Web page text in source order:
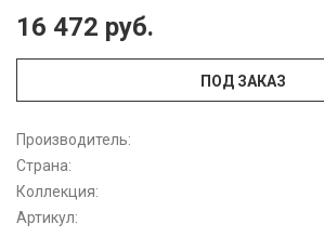
16 472 руб.
ПОД ЗАКАЗ
Производитель:
Страна:
Коллекция:
Артикул: